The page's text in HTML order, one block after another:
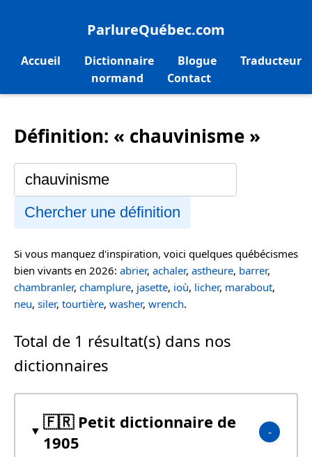
ParlureQuébec.com
Accueil Dictionnaire Blogue
Traducteur
normand
Contact
Définition: « chauvinisme »
Chercher une définition
Si vous manquez d'inspiration, voici quelques québécismes
bien vivants en 2026: abrier, achaler, astheure, barrer,
chambranler, champlure, jasette, ioù, licher, marabout,
neu, siler, tourtière, washer, wrench.
Total de 1 résultat(s) dans nos
dictionnaires
🇫🇷 Petit dictionnaire de
1905